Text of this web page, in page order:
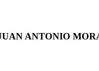
ANTONIO